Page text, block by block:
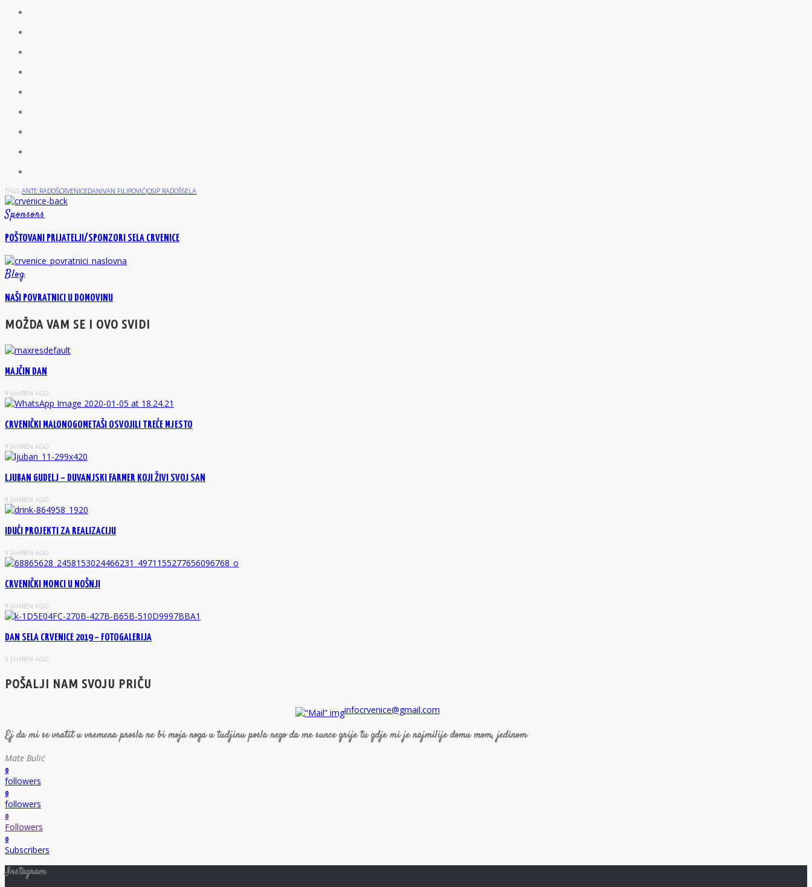
TAGS:ANTE RADOŠCRVENICEDANIVAN FILIPOVIĆJOSIP RADOŠSELA
Sponsors
POŠTOVANI PRIJATELJI/SPONZORI SELA CRVENICE
Blog
NAŠI POVRATNICI U DOMOVINU
MOŽDA VAM SE I OVO SVIDI
MAJČIN DAN
9 JAHREN AGO
CRVENIČKI MALONOGOMETAŠI OSVOJILI TREĆE MJESTO
9 JAHREN AGO
LJUBAN GUDELJ – DUVANJSKI FARMER KOJI ŽIVI SVOJ SAN
9 JAHREN AGO
IDUĆI PROJEKTI ZA REALIZACIJU
9 JAHREN AGO
CRVENIČKI MOMCI U NOŠNJI
9 JAHREN AGO
DAN SELA CRVENICE 2019 – FOTOGALERIJA
9 JAHREN AGO
POŠALJI NAM SVOJU PRIČU
infocrvenice@gmail.com
Ej da mi se vratit u vremena prosla ne bi moja noga u tudjinu posla nego da me sunce grije tu gdje mi je najmilije domu mom, jedinom
Mate Bulić
0
followers
0
followers
0
Followers
0
Subscribers
Instagram